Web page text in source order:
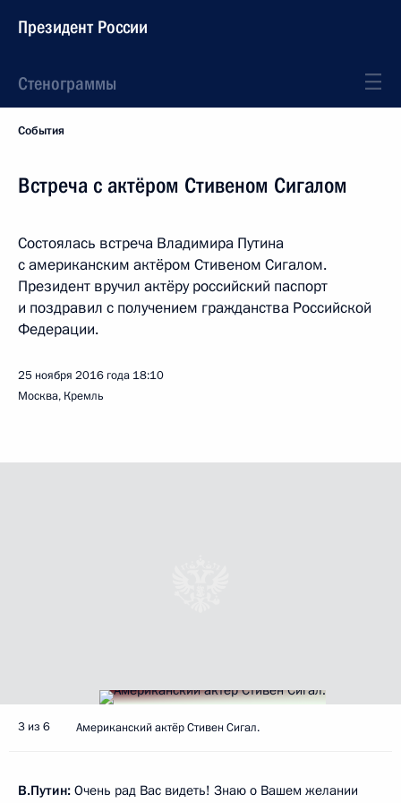
Президент России
Стенограммы
События
Встреча с актёром Стивеном Сигалом
Состоялась встреча Владимира Путина
с американским актёром Стивеном Сигалом.
Президент вручил актёру российский паспорт
и поздравил с получением гражданства Российской
Федерации.
25 ноября 2016 года 18:10
Москва, Кремль
3 из 6 Американский актёр Стивен Сигал.
В.Путин: Очень рад Вас видеть! Знаю о Вашем желании